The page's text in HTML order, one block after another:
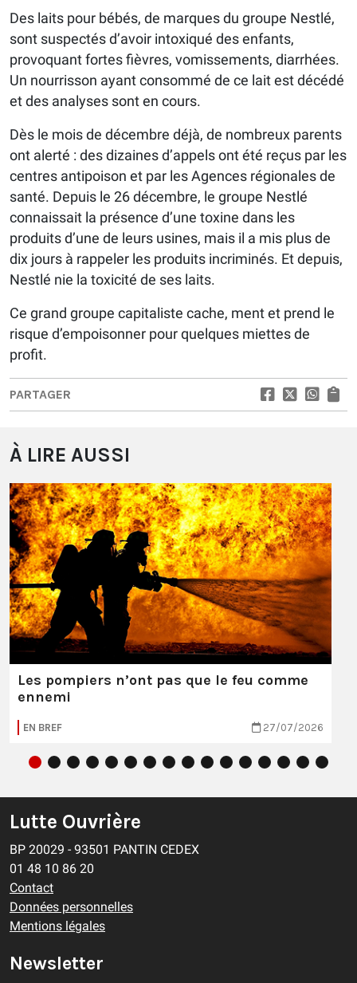
Des laits pour bébés, de marques du groupe Nestlé,
sont suspectés d’avoir intoxiqué des enfants,
provoquant fortes fièvres, vomissements, diarrhées.
Un nourrisson ayant consommé de ce lait est décédé
et des analyses sont en cours.
Dès le mois de décembre déjà, de nombreux parents
ont alerté : des dizaines d’appels ont été reçus par les
centres antipoison et par les Agences régionales de
santé. Depuis le 26 décembre, le groupe Nestlé
connaissait la présence d’une toxine dans les
produits d’une de leurs usines, mais il a mis plus de
dix jours à rappeler les produits incriminés. Et depuis,
Nestlé nie la toxicité de ses laits.
Ce grand groupe capitaliste cache, ment et prend le
risque d’empoisonner pour quelques miettes de
profit.
PARTAGER
À LIRE AUSSI
Les pompiers n’ont pas que le feu comme
ennemi
EN BREF 27/07/2026
Lutte Ouvrière
BP 20029 - 93501 PANTIN CEDEX
01 48 10 86 20
Contact
Données personnelles
Mentions légales
Newsletter